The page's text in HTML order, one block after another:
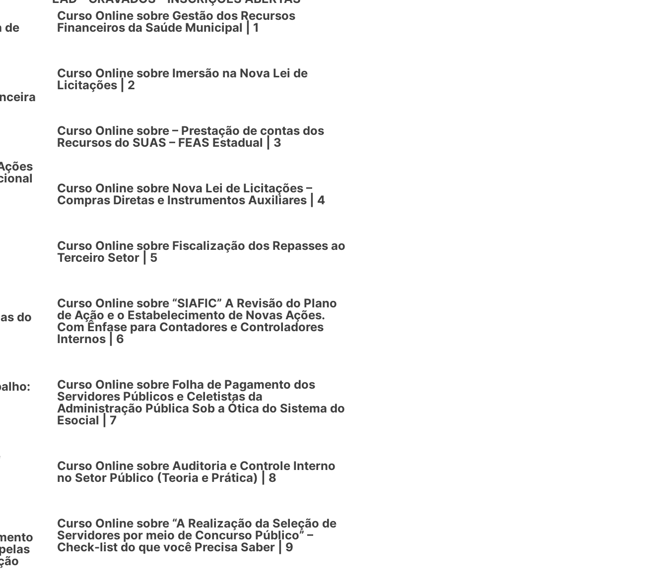
de
do
Curso Online sobre Gestão dos Recursos
Financeiros da Saúde Municipal | 1
Curso Online sobre Imersão na Nova Lei de
Licitações | 2
Curso Online sobre – Prestação de contas dos
Recursos do SUAS – FEAS Estadual | 3
Curso Online sobre Nova Lei de Licitações –
Compras Diretas e Instrumentos Auxiliares | 4
Curso Online sobre Fiscalização dos Repasses ao
Terceiro Setor | 5
Curso Online sobre “SIAFIC” A Revisão do Plano
de Ação e o Estabelecimento de Novas Ações.
Com Ênfase para Contadores e Controladores
Internos | 6
Curso Online sobre Folha de Pagamento dos
Servidores Públicos e Celetistas da
Administração Pública Sob a Ótica do Sistema do
Esocial | 7
Curso Online sobre Auditoria e Controle Interno
no Setor Público (Teoria e Prática) | 8
Curso Online sobre “A Realização da Seleção de
Servidores por meio de Concurso Público” –
Check-list do que você Precisa Saber | 9